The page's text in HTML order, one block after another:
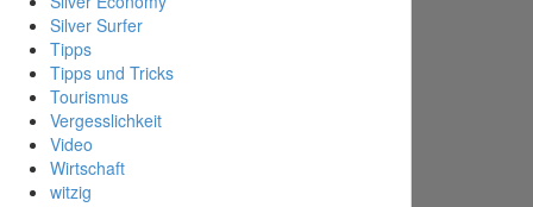
Silver Surfer
Tipps
Tipps und Tricks
Tourismus
Vergesslichkeit
Video
Wirtschaft
witzig